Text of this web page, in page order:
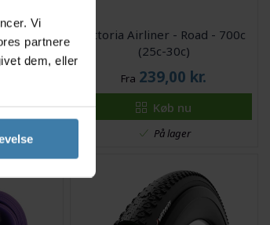
Vi
partnere
dem, eller
kit -
Vittoria Airliner - Road - 700c
(25c-30c)
Fra 239,00 kr.
Køb nu
På lager